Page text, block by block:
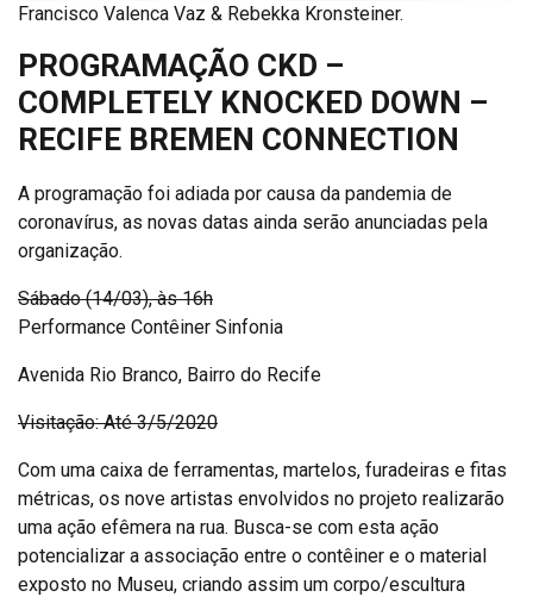
Francisco Valenca Vaz & Rebekka Kronsteiner.
PROGRAMAÇÃO CKD –
COMPLETELY KNOCKED DOWN –
RECIFE BREMEN CONNECTION
A programação foi adiada por causa da pandemia de
coronavírus, as novas datas ainda serão anunciadas pela
organização.
Sábado (14/03), às 16h
Performance Contêiner Sinfonia
Avenida Rio Branco, Bairro do Recife
Visitação: Até 3/5/2020
Com uma caixa de ferramentas, martelos, furadeiras e fitas
métricas, os nove artistas envolvidos no projeto realizarão
uma ação efêmera na rua. Busca-se com esta ação
potencializar a associação entre o contêiner e o material
exposto no Museu, criando assim um corpo/escultura